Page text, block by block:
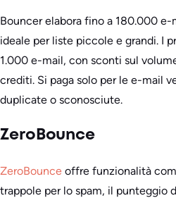
Bouncer elabora fino a 180.000 e-
ideale per liste piccole e grandi. I
1.000 e-mail, con sconti sul
crediti. Si paga solo per le e-mail
duplicate o sconosciute.
ZeroBounce
ZeroBounce offre funzionalità
trappole per lo spam, il punteggio